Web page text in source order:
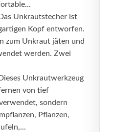
Unkrautstecher ist
Kopf entworfen.
zum Unkraut jäten und
werden. Zwei
Unkrautwerkzeug
von tief
sondern
Pflanzen,